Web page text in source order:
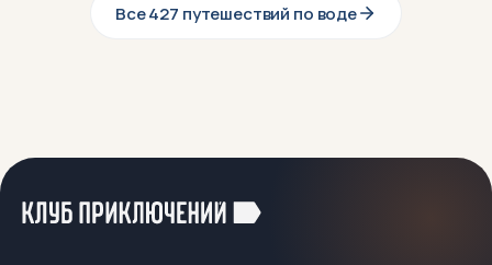
Все 427 путешествий по воде